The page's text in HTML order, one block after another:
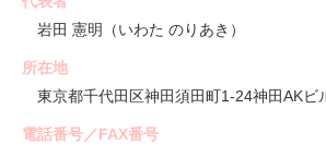
岩田 憲明（いわた のりあき）
所在地
東京都千代田区神田須田町1-24神田AKビ
電話番号／FAX番号